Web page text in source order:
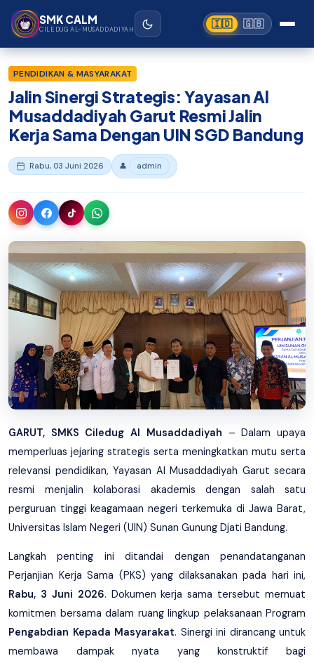
Lewati ke konten utama
SMK CALM
CILEDUG AL-MUSADDADIYAH 🇮🇩 🇬🇧
Beranda
PENDIDIKAN & MASYARAKAT
Jalin Sinergi Strategis: Yayasan Al
Musaddadiyah Garut Resmi Jalin
Kerja Sama Dengan UIN SGD Bandung
Rabu, 03 Juni 2026 👤 admin
GARUT, SMKS Ciledug Al Musaddadiyah – Dalam upaya
memperluas jejaring strategis serta meningkatkan mutu serta
relevansi pendidikan, Yayasan Al Musaddadiyah Garut secara
resmi menjalin kolaborasi akademis dengan salah satu
perguruan tinggi keagamaan negeri terkemuka di Jawa Barat,
Universitas Islam Negeri (UIN) Sunan Gunung Djati Bandung.
Langkah penting ini ditandai dengan penandatanganan
Perjanjian Kerja Sama (PKS) yang dilaksanakan pada hari ini,
Rabu, 3 Juni 2026. Dokumen kerja sama tersebut memuat
komitmen bersama dalam ruang lingkup pelaksanaan Program
Pengabdian Kepada Masyarakat. Sinergi ini dirancang untuk
membawa dampak nyata yang konstruktif bagi